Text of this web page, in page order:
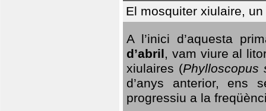
El mosquiter xiulaire,
A l’inici d’aquesta
d’abril, vam viure al
xiulaires (Phylloscopus
d’anys anterior, ens
progressiu a la